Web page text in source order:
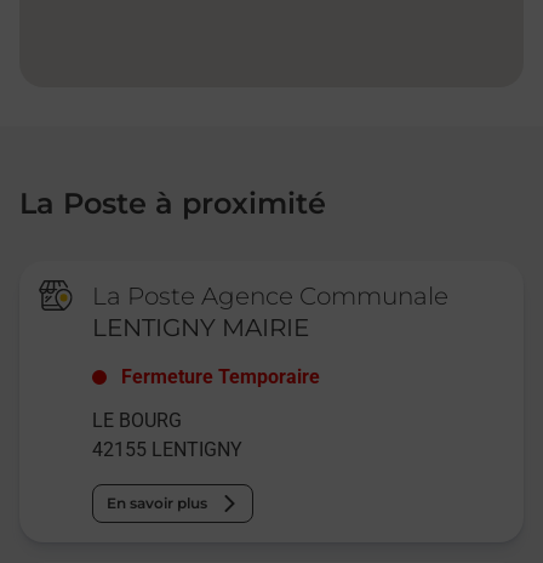
La Poste à proximité
La Poste Agence Communale
LENTIGNY MAIRIE
Fermeture Temporaire
LE BOURG
42155 LENTIGNY
En savoir plus